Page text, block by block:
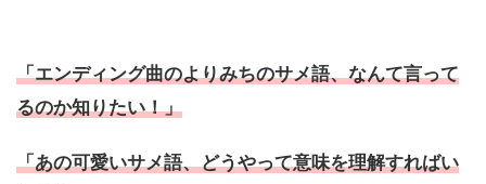
「エンディング曲のよりみちのサメ語、なんて言って
るのか知りたい！」
「あの可愛いサメ語、どうやって意味を理解すればい